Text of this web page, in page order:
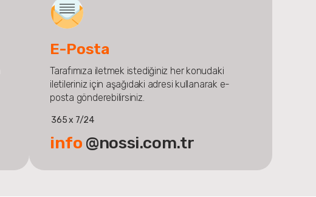
E-Posta
Tarafımıza iletmek istediğiniz her konudaki
iletileriniz için aşağıdaki adresi kullanarak e-
posta gönderebilirsiniz.
365 x 7/24
info @nossi.com.tr